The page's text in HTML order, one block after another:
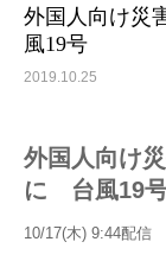
外国人向け災
風19号
2019.10.25
外国人向け
に 台風19
10/17(木) 9:44配信